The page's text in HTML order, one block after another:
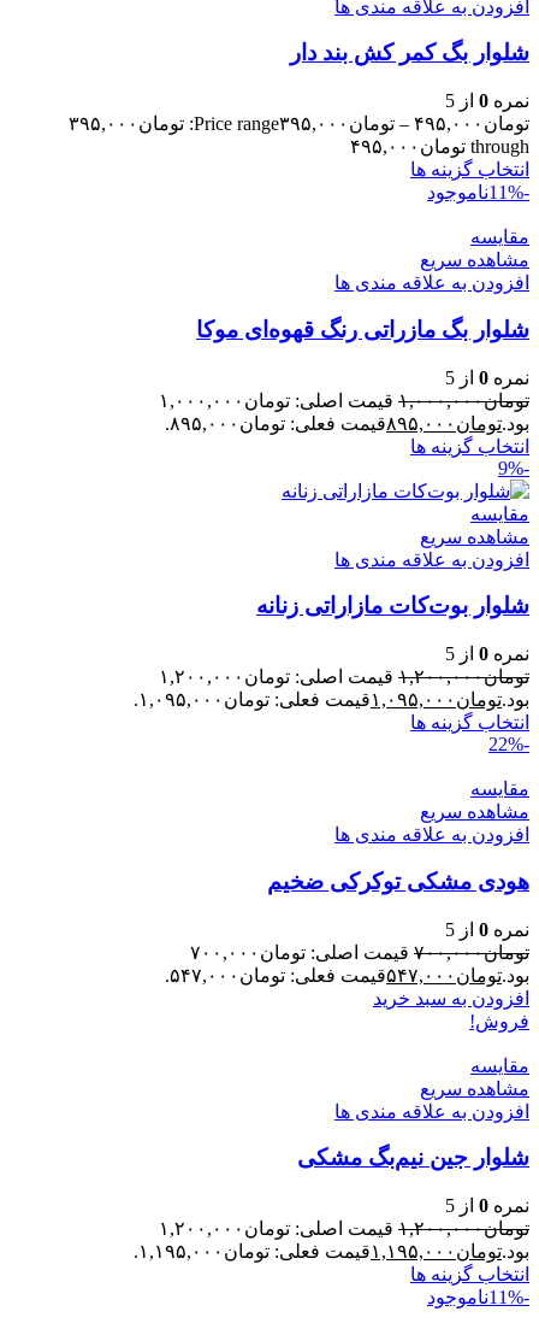
افزودن به علاقه مندی ها
شلوار بگ کمر کش بند دار
نمره 0 از 5
تومان ۴۹۵,۰۰۰ – تومان ۳۹۵,۰۰۰
Price range: تومان۳۹۵,۰۰۰
through تومان۴۹۵,۰۰۰
انتخاب گزینه ها
-11%
ناموجود
مقایسه
مشاهده سریع
افزودن به علاقه مندی ها
شلوار بگ مازراتی رنگ قهوه‌ای موکا
نمره 0 از 5
تومان۱,۰۰۰,۰۰۰
قیمت اصلی: تومان۱,۰۰۰,۰۰۰
بود.تومان ۸۹۵,۰۰۰قیمت فعلی: تومان۸۹۵,۰۰۰.
انتخاب گزینه ها
-9%
مقایسه
مشاهده سریع
افزودن به علاقه مندی ها
شلوار بوت‌کات مازاراتی زنانه
نمره 0 از 5
تومان۱,۲۰۰,۰۰۰
قیمت اصلی: تومان۱,۲۰۰,۰۰۰
بود.تومان ۱,۰۹۵,۰۰۰قیمت فعلی: تومان۱,۰۹۵,۰۰۰.
انتخاب گزینه ها
-22%
مقایسه
مشاهده سریع
افزودن به علاقه مندی ها
هودی مشکی توکرکی ضخیم
نمره 0 از 5
تومان۷۰۰,۰۰۰
قیمت اصلی: تومان۷۰۰,۰۰۰
بود.تومان ۵۴۷,۰۰۰قیمت فعلی: تومان۵۴۷,۰۰۰.
افزودن به سبد خرید
فروش!
مقایسه
مشاهده سریع
افزودن به علاقه مندی ها
شلوار جین نیم‌بگ مشکی
نمره 0 از 5
تومان۱,۲۰۰,۰۰۰
قیمت اصلی: تومان۱,۲۰۰,۰۰۰
بود.تومان ۱,۱۹۵,۰۰۰قیمت فعلی: تومان۱,۱۹۵,۰۰۰.
انتخاب گزینه ها
-11%
ناموجود